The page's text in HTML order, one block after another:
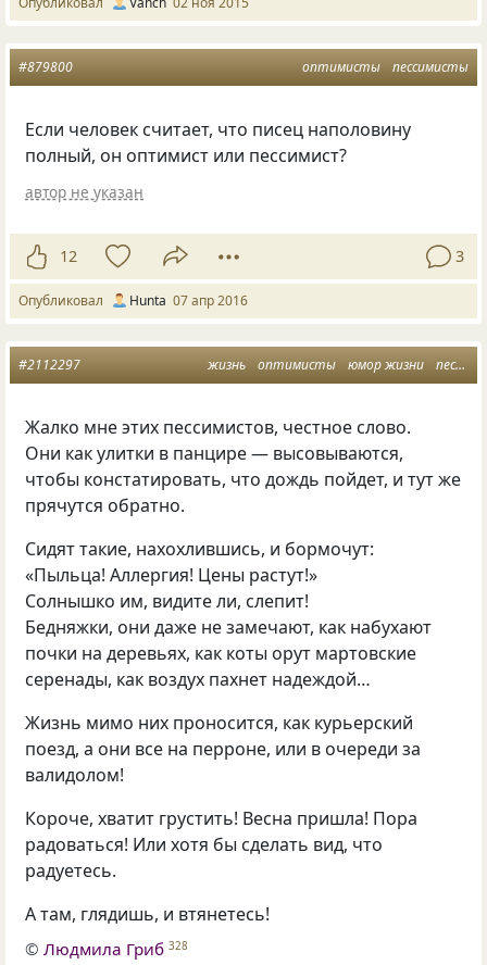
оптимисты пессимисты
#879800
Если человек считает, что писец наполовину
полный, он оптимист или пессимист?
автор не указан
12 3
Опубликовал Hunta 07 апр 2016
жизнь оптимисты юмор жизни пессимисты
#2112297
Жалко мне этих пессимистов, честное слово.
Они как улитки в панцире — высовываются,
чтобы констатировать, что дождь пойдет, и тут же
прячутся обратно.
Сидят такие, нахохлившись, и бормочут:
«Пыльца! Аллергия! Цены растут!»
Солнышко им, видите ли, слепит!
Бедняжки, они даже не замечают, как набухают
почки на деревьях, как коты орут мартовские
серенады, как воздух пахнет надеждой…
Жизнь мимо них проносится, как курьерский
поезд, а они все на перроне, или в очереди за
валидолом!
Короче, хватит грустить! Весна пришла! Пора
радоваться! Или хотя бы сделать вид, что
радуетесь.
А там, глядишь, и втянетесь!
©Людмила Гриб 328